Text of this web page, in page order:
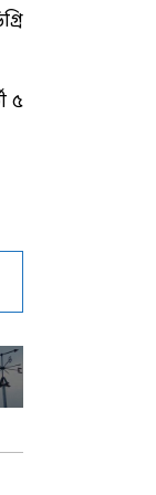
৫